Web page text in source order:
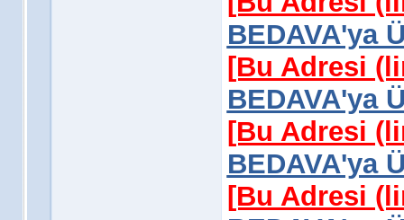
BEDAVA'ya
[Bu Adresi
BEDAVA'ya
[Bu Adresi
BEDAVA'ya
[Bu Adresi